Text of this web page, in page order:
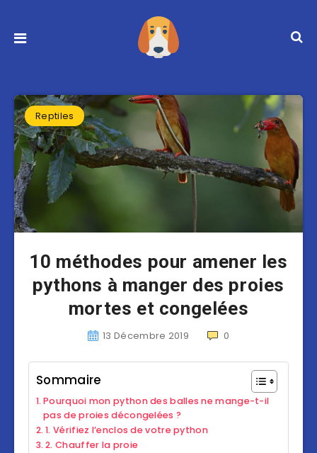
Reptiles
10 méthodes pour amener les
pythons à manger des proies
mortes et congelées
13 Décembre 2019 0
Sommaire
Pourquoi mon python des balles ne mange-t-il
pas de proies décongelées ?
1. Vérifiez l’enclos de votre python
2. Chauffer la proie